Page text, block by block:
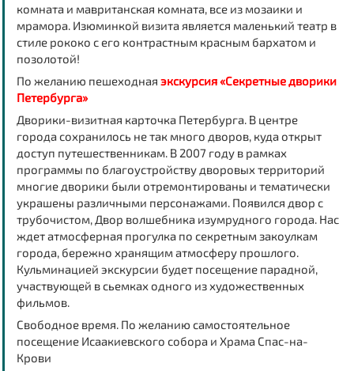
комната и мавританская комната, все из мозаики и
мрамора. Изюминкой визита является маленький театр в
стиле рококо с его контрастным красным бархатом и
позолотой!
По желанию пешеходная экскурсия «Секретные дворики
Петербурга»
Дворики-визитная карточка Петербурга. В центре
города сохранилось не так много дворов, куда открыт
доступ путешественникам. В 2007 году в рамках
программы по благоустройству дворовых территорий
многие дворики были отремонтированы и тематически
украшены различными персонажами. Появился двор с
трубочистом, Двор волшебника изумрудного города. Нас
ждет атмосферная прогулка по секретным закоулкам
города, бережно хранящим атмосферу прошлого.
Кульминацией экскурсии будет посещение парадной,
участвующей в сьемках одного из художественных
фильмов.
Свободное время. По желанию самостоятельное
посещение Исаакиевского собораи Храма Спас-на-
Крови